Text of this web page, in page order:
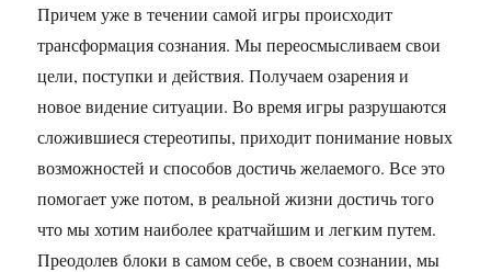
Причем уже в течении самой игры происходит
трансформация сознания. Мы переосмысливаем свои
цели, поступки и действия. Получаем озарения и
новое видение ситуации. Во время игры разрушаются
сложившиеся стереотипы, приходит понимание новых
возможностей и способов достичь желаемого. Все это
помогает уже потом, в реальной жизни достичь того
что мы хотим наиболее кратчайшим и легким путем.
Преодолев блоки в самом себе, в своем сознании, мы